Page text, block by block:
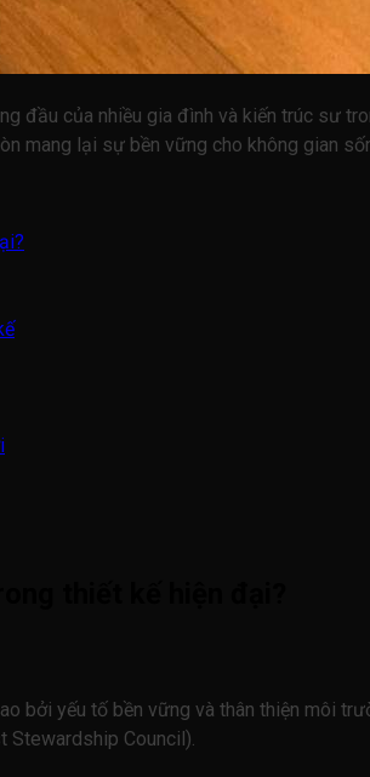
đầu của nhiều gia đình và kiến trúc sư
mang lại sự bền vững cho không gian
bởi yếu tố bền vững và thân thiện môi
Stewardship Council).